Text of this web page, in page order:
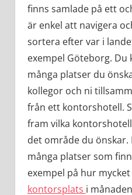
finns samlade på ett
är enkel att navigera
sortera efter var i
exempel Göteborg. Du
många platser du
kollegor och ni
från ett kontorshotell.
fram vilka
det område du önskar.
många platser som
exempel på hur
kontorsplats i